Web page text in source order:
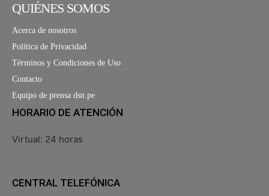
QUIÉNES SOMOS
Acerca de nosotros
Política de Privacidad
Términos y Condiciones de Uso
Contacto
Equipo de prensa dsn.pe
HORARIO DE ATENCIÓN
Virtual: 24 horas
CENTRAL TELEFÓNICA